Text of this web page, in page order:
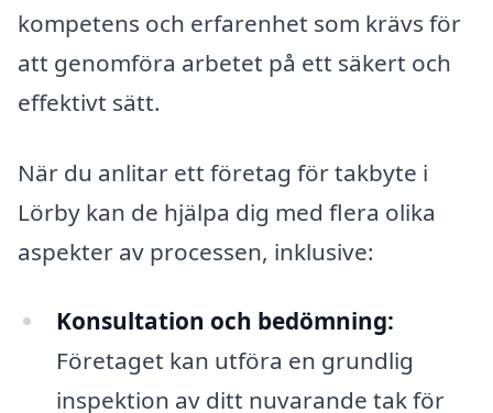
kompetens och erfarenhet som krävs för
att genomföra arbetet på ett säkert och
effektivt sätt.
När du anlitar ett företag för takbyte i
Lörby kan de hjälpa dig med flera olika
aspekter av processen, inklusive:
Konsultation och bedömning:
Företaget kan utföra en grundlig
inspektion av ditt nuvarande tak för